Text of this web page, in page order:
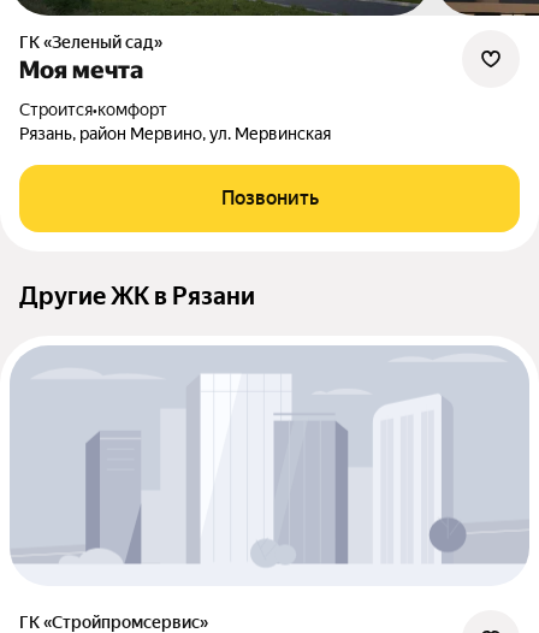
ГК «Зеленый сад»
Моя мечта
Строится•комфорт
Рязань, район Мервино, ул. Мервинская
Позвонить
Другие ЖК в Рязани
ГК «Стройпромсервис»